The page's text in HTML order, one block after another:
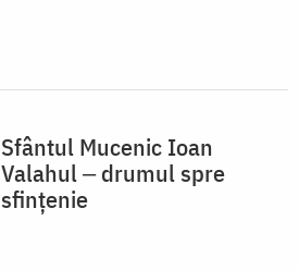
Sfântul Mucenic Ioan
Valahul ‒ drumul spre
sfințenie